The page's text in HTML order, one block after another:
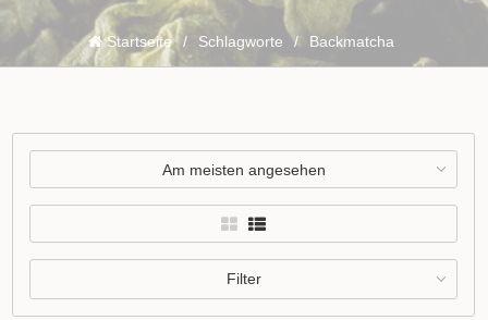
Startseite / Schlagworte / Backmatcha
Am meisten angesehen
Filter